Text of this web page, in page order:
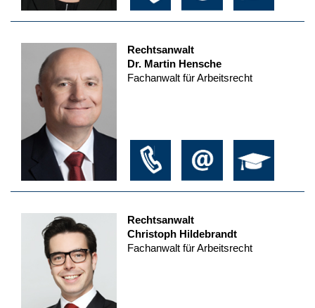
Rechtsanwalt
Dr. Martin Hensche
Fachanwalt für Arbeitsrecht
Rechtsanwalt
Christoph Hildebrandt
Fachanwalt für Arbeitsrecht